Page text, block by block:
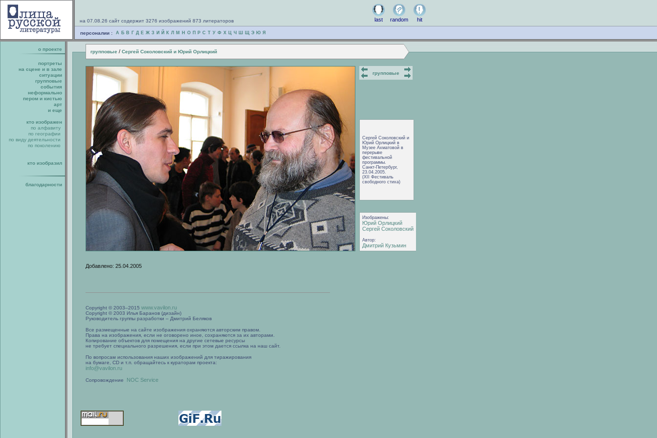
на 07.08.26 сайт содержит 3276 изображений 873 литераторов last random hit
персоналии : А Б В Г Д Е Ж З И Й К Л М Н О П Р С Т У Ф Х Ц Ч Ш Щ Э Ю Я
о проекте групповые / Сергей Соколовский и Юрий Орлицкий
портреты
на сцене и в зале
ситуации
групповые
события
неформально
пером и кистью
арт
и еще
кто изображен
по алфавиту
по географии
по виду деятельности
по поколению
кто изобразил
благодарности
групповые
Сергей Соколовский и
Юрий Орлицкий в
Музее Ахматовой в
перерыве
фестивальной
программы.
Санкт-Петербург,
23.04.2005.
(XII Фестиваль
свободного стиха)
Изображены:
Юрий Орлицкий
Сергей Соколовский
Автор:
Дмитрий Кузьмин
Добавлено: 25.04.2005
Copyright © 2003–2015 www.vavilon.ru
Copyright © 2003 Илья Баранов (дизайн)
Руководитель группы разработки – Дмитрий Беляков
Все размещенные на сайте изображения охраняются авторским правом.
Права на изображения, если не оговорено иное, сохраняются за их авторами.
Копирование объектов для помещения на другие сетевые ресурсы
не требует специального разрешения, если при этом дается ссылка на наш сайт.
По вопросам использования наших изображений для тиражирования
на бумаге, CD и т.п. обращайтесь к кураторам проекта:
info@vavilon.ru
Сопровождение NOC Service